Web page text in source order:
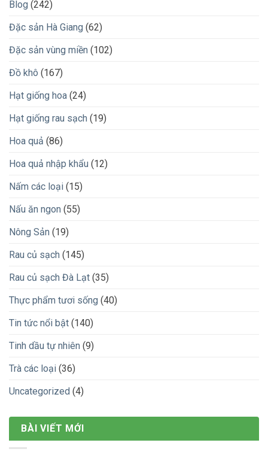
Blog (242)
Đặc sản Hà Giang (62)
Đặc sản vùng miền (102)
Đồ khô (167)
Hạt giống hoa (24)
Hạt giống rau sạch (19)
Hoa quả (86)
Hoa quả nhập khẩu (12)
Nấm các loại (15)
Nấu ăn ngon (55)
Nông Sản (19)
Rau củ sạch (145)
Rau củ sạch Đà Lạt (35)
Thực phẩm tươi sống (40)
Tin tức nổi bật (140)
Tinh dầu tự nhiên (9)
Trà các loại (36)
Uncategorized (4)
BÀI VIẾT MỚI